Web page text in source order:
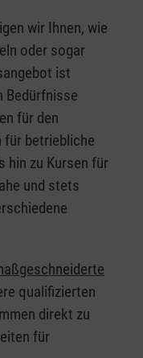
wir Ihnen, wie
oder sogar
ist
Bedürfnisse
für den
für betriebliche
hin zu Kursen für
und stets
qualifizierten
direkt zu
für